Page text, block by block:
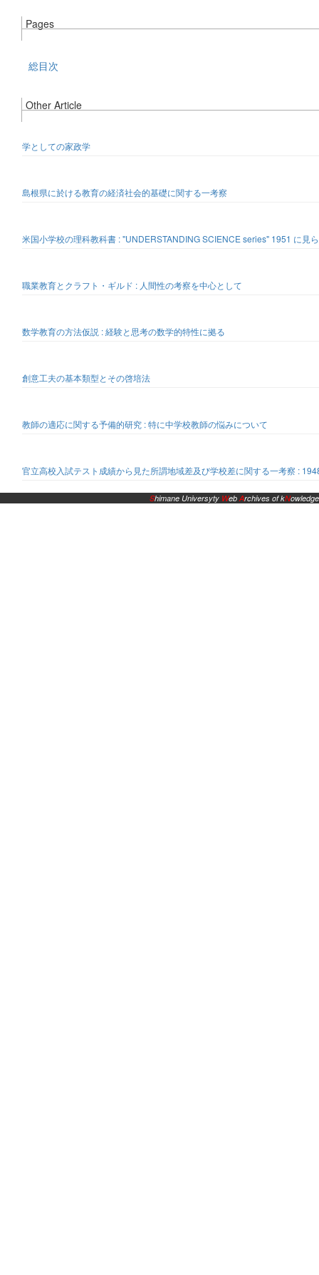
Pages
総目次
Other Article
学としての家政学
島根県に於ける教育の経済社会的基礎に関する一考察
米国小学校の理科教科書 : "UNDERSTANDING SCIENCE series" 1951 に見
職業教育とクラフト・ギルド : 人間性の考察を中心として
数学教育の方法仮説 : 経験と思考の数学的特性に拠る
創意工夫の基本類型とその啓培法
教師の適応に関する予備的研究 : 特に中学校教師の悩みについて
官立高校入試テスト成績から見た所謂地域差及び学校差に関する一考察 :
Shimane Universyty WebArchives of kNowledge